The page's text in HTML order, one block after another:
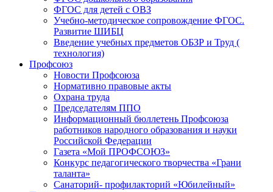
ФГОС для детей с ОВЗ
Учебно-методическое сопровождение ФГОС.
Развитие ШИБЦ
Введение учебных предметов ОБЗР и Труд (
технология)
Профсоюз
Новости Профсоюза
Нормативно правовые акты
Охрана труда
Председателям ППО
Информационный бюллетень Профсоюза
работников народного образования и науки
Российской Федерации
Газета «Мой ПРОФСОЮЗ»
Конкурс педагогического творчества «Грани
таланта»
Санаторий- профилакторий «Юбилейный»